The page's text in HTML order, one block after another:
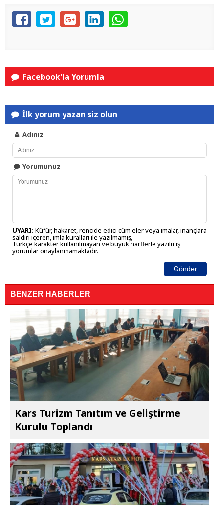
Facebook'la Yorumla
İlk yorum yazan siz olun
Adınız
Yorumunuz
UYARI: Küfür, hakaret, rencide edici cümleler veya imalar, inançlara
saldırı içeren, imla kuralları ile yazılmamış,
Türkçe karakter kullanılmayan ve büyük harflerle yazılmış
yorumlar onaylanmamaktadır.
Gönder
BENZER HABERLER
Kars Turizm Tanıtım ve Geliştirme
Kurulu Toplandı